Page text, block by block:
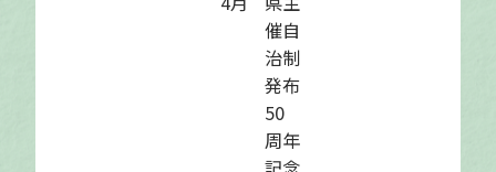
催自
治制
発布
50
周年